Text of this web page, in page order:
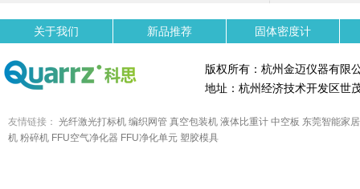
关于我们 新品推荐 固体密度计
版权所有：杭州金迈仪器有限
地址：杭州经济技术开发区世
友情链接： 光纤激光打标机 编织网管 真空包装机 液体比重计 中空板 东莞智能家居
机 粉碎机 FFU空气净化器 FFU净化单元 塑胶模具